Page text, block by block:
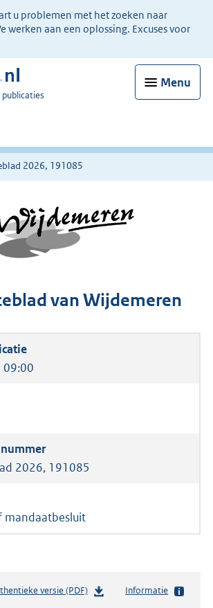
u problemen met het zoeken naar
werken aan een oplossing. Excuses voor
Menu
2026, 191085
van Wijdemeren
2026, 191085
mandaatbesluit
versie (PDF)b
Informatie